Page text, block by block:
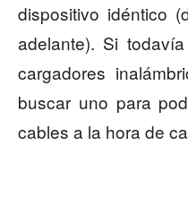
dispositivo idéntico
adelante). Si
cargadores
buscar uno para
cables a la hora de